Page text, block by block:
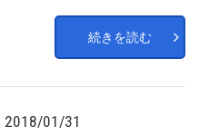
続きを読む
2018/01/31